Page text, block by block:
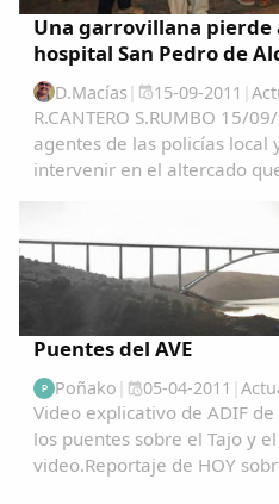
Una garrovillana pierde
hospital San Pedro de
D.Macías | 15-09-2011 |
R.CANTERO S.RUMBO 15/
agentes de las policías local
intervenir en el altercado
Puentes del AVE
P Poñako | 05-04-2011 |
Video explicativo de ADIF
los puentes sobre el Tajo y
video.Reportaje de HOY